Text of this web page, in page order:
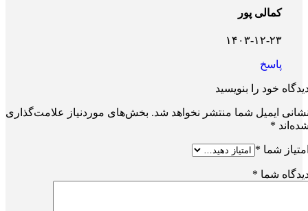
کمالی پور
۱۴۰۳-۱۲-۲۳
پاسخ
خود را بنویسید
ایمیل شما منتشر نخواهد شد. بخش‌های موردنیاز علامت‌گذاری
*
شما *
شما *